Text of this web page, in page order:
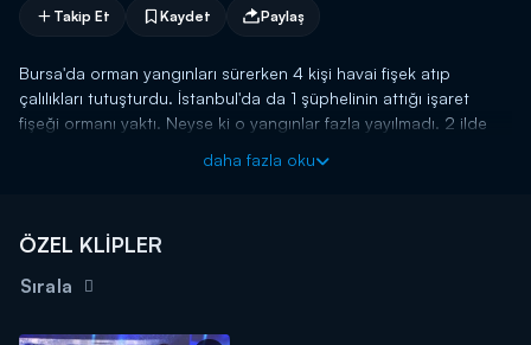
Takip Et Kaydet Paylaş
Bursa'da orman yangınları sürerken 4 kişi havai fişek atıp
çalılıkları tutuşturdu. İstanbul'da da 1 şüphelinin attığı işaret
fişeği ormanı yaktı. Neyse ki o yangınlar fazla yayılmadı. 2 ilde
Bursa ve Karabük yangınlarıyla ilgili de iyi haberler var. Detaylar
Kanal D Haber, hafta içi her akşam Kanal D'de!
daha fazla oku
ÖZEL KLİPLER
Sırala